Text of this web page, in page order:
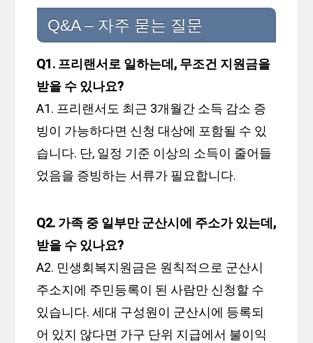
Q&A – 자주 묻는 질문
Q1. 프리랜서로 일하는데, 무조건 지원금을
받을 수 있나요?
A1. 프리랜서도 최근 3개월간 소득 감소 증
빙이 가능하다면 신청 대상에 포함될 수 있
습니다. 단, 일정 기준 이상의 소득이 줄어들
었음을 증빙하는 서류가 필요합니다.
Q2. 가족 중 일부만 군산시에 주소가 있는데,
받을 수 있나요?
A2. 민생회복지원금은 원칙적으로 군산시
주소지에 주민등록이 된 사람만 신청할 수
있습니다. 세대 구성원이 군산시에 등록되
어 있지 않다면 가구 단위 지급에서 불이익